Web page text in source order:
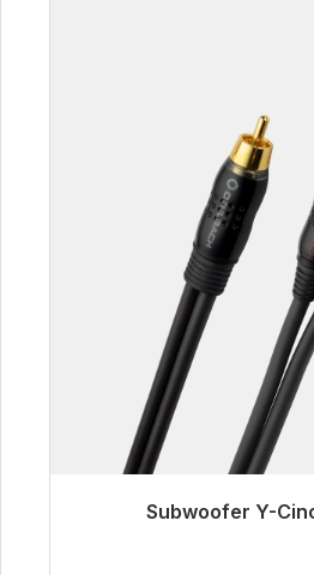
Subwoofer Y-
Klaar voor onmiddellijke